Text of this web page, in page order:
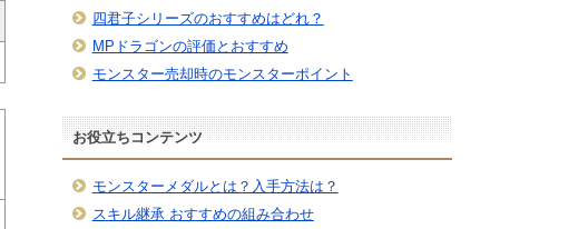
四君子シリーズのおすすめはどれ？
MPドラゴンの評価とおすすめ
モンスター売却時のモンスターポイント
お役立ちコンテンツ
モンスターメダルとは？入手方法は？
スキル継承 おすすめの組み合わせ